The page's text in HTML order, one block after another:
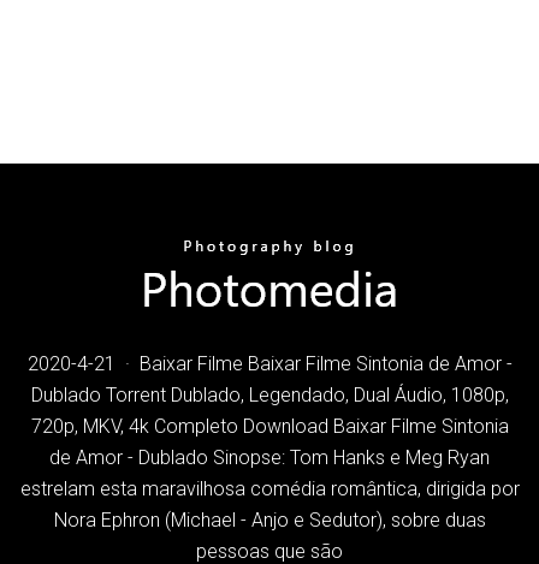
2020-4-21 · Baixar Filme Baixar Filme Sintonia de Amor -
Dublado Torrent Dublado, Legendado, Dual Áudio, 1080p,
720p, MKV, 4k Completo Download Baixar Filme Sintonia
de Amor - Dublado Sinopse: Tom Hanks e Meg Ryan
estrelam esta maravilhosa comédia romântica, dirigida por
Nora Ephron (Michael - Anjo e Sedutor), sobre duas
pessoas que são